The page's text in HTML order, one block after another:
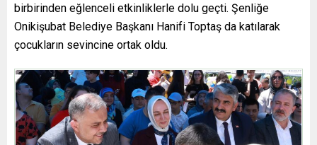
birbirinden eğlenceli etkinliklerle dolu geçti. Şenliğe
Onikişubat Belediye Başkanı Hanifi Toptaş da katılarak
çocukların sevincine ortak oldu.